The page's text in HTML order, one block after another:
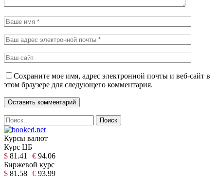
Сохраните мое имя, адрес электронной почты и веб-сайт в
этом браузере для следующего комментария.
Курсы валют
Курс ЦБ
$ 81.41 € 94.06
Биржевой курс
$ 81.58 € 93.99